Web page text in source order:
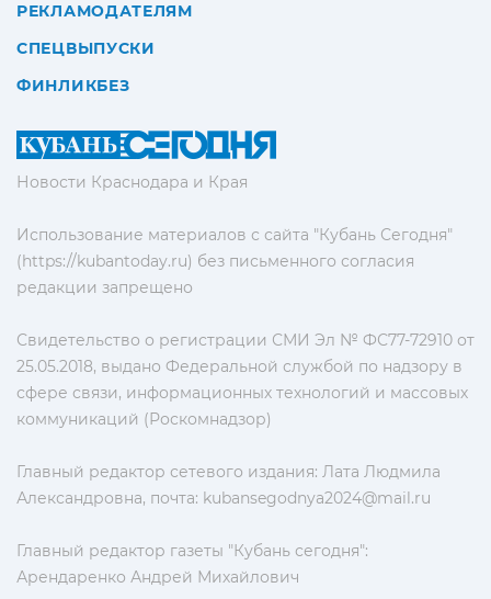
Новости Краснодара и Края
Использование материалов с сайта "Кубань Сегодня"
(https://kubantoday.ru) без письменного согласия
редакции запрещено
Свидетельство о регистрации СМИ Эл № ФС77-72910 от
25.05.2018, выдано Федеральной службой по надзору в
сфере связи, информационных технологий и массовых
коммуникаций (Роскомнадзор)
Главный редактор сетевого издания: Лата Людмила
Александровна, почта: kubansegodnya2024@mail.ru
Главный редактор газеты "Кубань сегодня":
Арендаренко Андрей Михайлович
РЕКЛАМОДАТЕЛЯМ
СПЕЦВЫПУСКИ
ФИНЛИКБЕЗ